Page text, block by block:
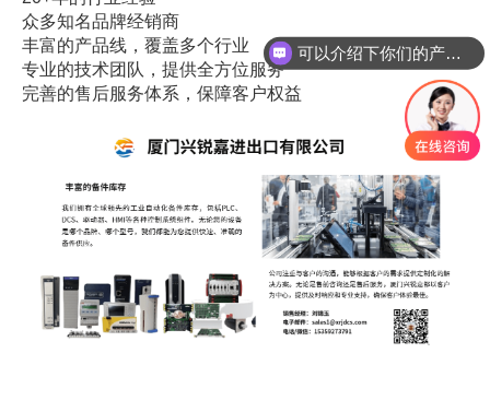
众多知名品牌经销商
丰富的产品线，覆盖多个行业
专业的技术团队，提供全方位服务
完善的售后服务体系，保障客户权益
可以介绍下你们的产品么